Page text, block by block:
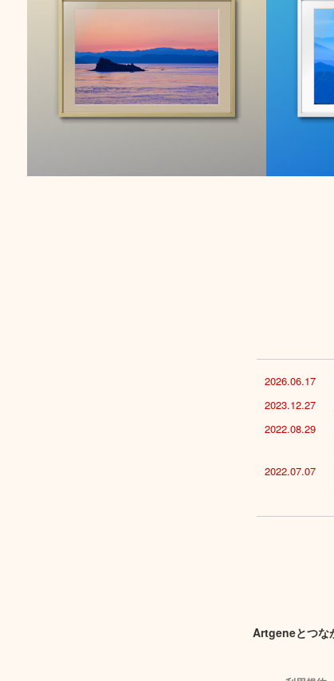
2026.06.17
2023.12.27
2022.08.29
2022.07.07
Artgeneとつな